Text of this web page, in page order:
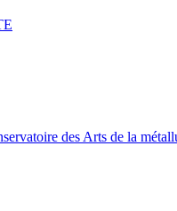
des Arts de la